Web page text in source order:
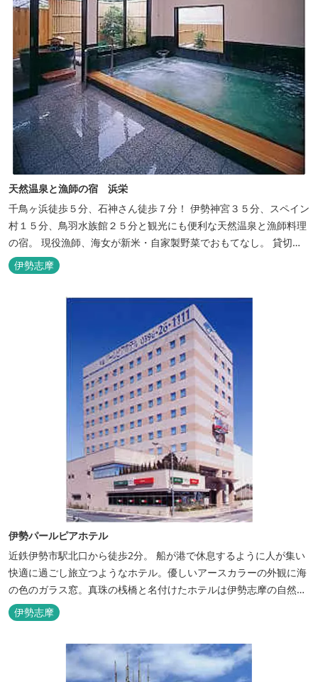
天然温泉と漁師の宿 浜栄
千鳥ヶ浜徒歩５分、石神さん徒歩７分！ 伊勢神宮３５分、スペイン
村１５分、鳥羽水族館２５分と観光にも便利な天然温泉と漁師料理
の宿。 現役漁師、海女が新米・自家製野菜でおもてなし。 貸切露
天風呂は４０分無料。
伊勢志摩
伊勢パールピアホテル
近鉄伊勢市駅北口から徒歩2分。 船が港で休息するように人が集い
快適に過ごし旅立つようなホテル。優しいアースカラーの外観に海
の色のガラス窓。真珠の桟橋と名付けたホテルは伊勢志摩の自然保
護への思いか省エネルギーへの工夫と設備を備えています。 和食・
イタリアンレストランがございます。 また、宿泊のお客様は途中出
伊勢志摩